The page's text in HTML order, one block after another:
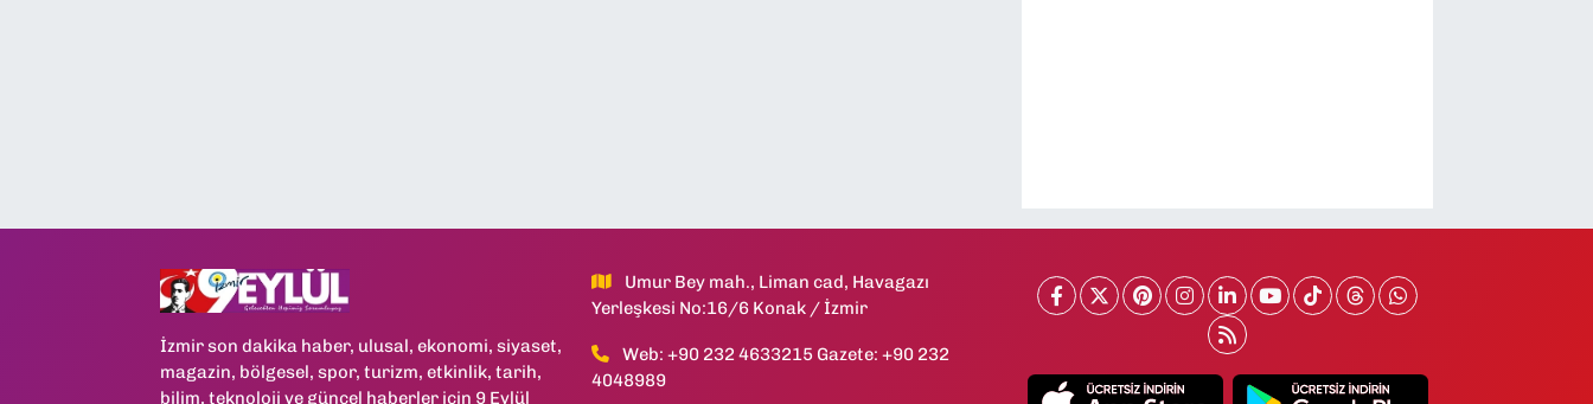
İzmir son dakika haber, ulusal, ekonomi, siyaset,
magazin, bölgesel, spor, turizm, etkinlik, tarih,
bilim, teknoloji ve güncel haberler için 9 Eylül
Umur Bey mah., Liman cad, Havagazı
Yerleşkesi No:16/6 Konak / İzmir
Web: +90 232 4633215 Gazete: +90 232
4048989